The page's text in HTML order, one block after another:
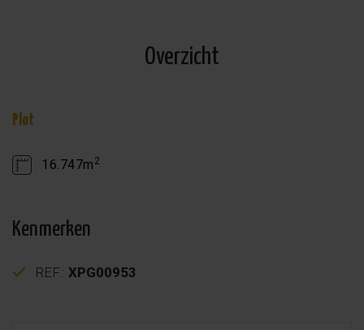
Overzicht
Plot
16.747m 2
Kenmerken
REF.: XPG00953